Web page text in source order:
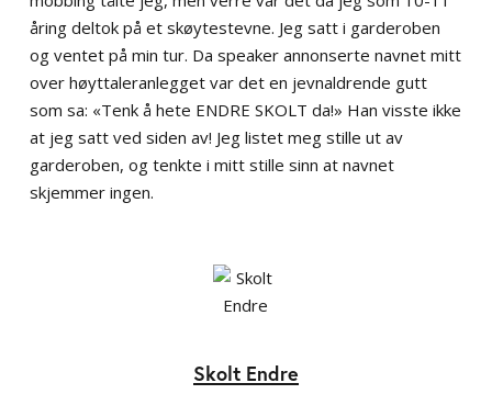
åring deltok på et skøytestevne. Jeg satt i garderoben
og ventet på min tur. Da speaker annonserte navnet mitt
over høyttaleranlegget var det en jevnaldrende gutt
som sa: «Tenk å hete ENDRE SKOLT da!» Han visste ikke
at jeg satt ved siden av! Jeg listet meg stille ut av
garderoben, og tenkte i mitt stille sinn at navnet
skjemmer ingen.
Skolt Endre